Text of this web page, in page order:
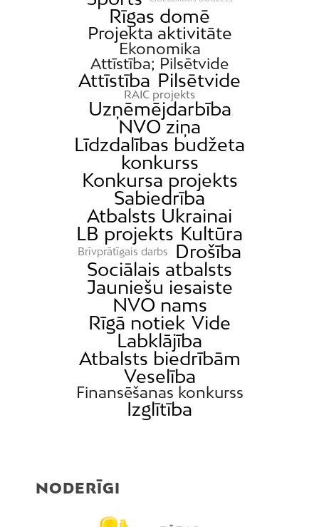
Rīgas domē
Projekta aktivitāte
Ekonomika
Attīstība; Pilsētvide
Attīstība Pilsētvide
RAIC projekts
Uzņēmējdarbība
NVO ziņa
Līdzdalības budžeta
konkurss
Konkursa projekts
Sabiedrība
Atbalsts Ukrainai
LB projekts Kultūra
Brīvprātīgais darbs
Drošība
Sociālais atbalsts
Jauniešu iesaiste
NVO nams
Rīgā notiek Vide
Labklājība
Atbalsts biedrībām
Veselība
Finansēšanas konkurss
Izglītība
NODERĪGI